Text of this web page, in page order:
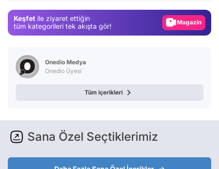
Keşfet ile ziyaret ettiğin
tüm kategorileri tek akışta gör!
Magazin
Onedio Medya
Onedio Üyesi
Tüm içerikleri
Sana Özel Seçtiklerimiz